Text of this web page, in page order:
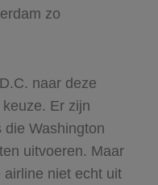
zo
naar deze
Er zijn
Washington
uitvoeren. Maar
niet echt uit